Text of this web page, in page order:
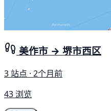
美作市 → 堺市西区
3 站点 · 2个月前
43 浏览